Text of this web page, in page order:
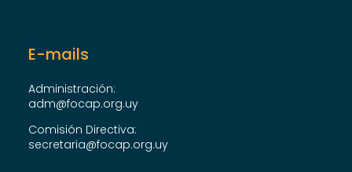
E-mails
Administración:
adm@focap.org.uy
Comisión Directiva:
secretaria@focap.org.uy